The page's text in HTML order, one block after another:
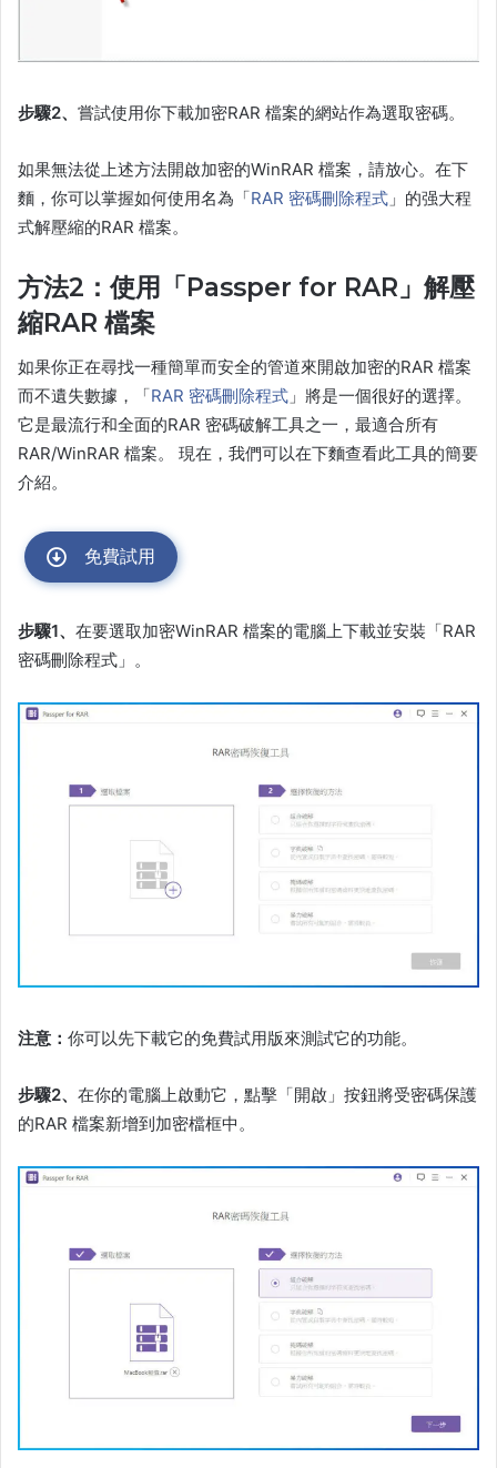
步驟2、 嘗試使用你下載加密RAR 檔案的網站作為選取密碼。
如果無法從上述方法開啟加密的WinRAR 檔案，請放心。在下
麵，你可以掌握如何使用名為「RAR 密碼刪除程式 」的强大程
式解壓縮的RAR 檔案。
方法2：使用「Passper for RAR」解壓
縮RAR 檔案
如果你正在尋找一種簡單而安全的管道來開啟加密的RAR 檔案
而不遺失數據，「RAR 密碼刪除程式 」將是一個很好的選擇。
它是最流行和全面的RAR 密碼破解工具之一，最適合所有
RAR/WinRAR 檔案。 現在，我們可以在下麵查看此工具的簡要
介紹。
免費試用
步驟1、 在要選取加密WinRAR 檔案的電腦上下載並安裝「RAR
密碼刪除程式」。
注意： 你可以先下載它的免費試用版來測試它的功能。
步驟2、 在你的電腦上啟動它，點擊「開啟」按鈕將受密碼保護
的RAR 檔案新增到加密檔框中。